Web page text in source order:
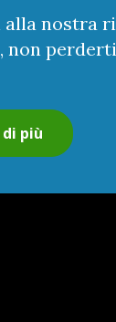
alla nostra
non
di più